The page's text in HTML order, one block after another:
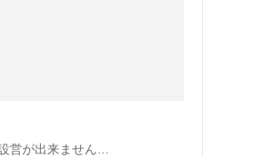
営が出来ません…